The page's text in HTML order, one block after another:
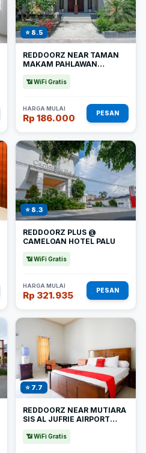
⭐ 8.5
REDDOORZ NEAR TAMAN
MAKAM PAHLAWAN
📶 WiFi Gratis
HARGA MULAI
Rp 186.000 PESAN
⭐ 8.3
REDDOORZ PLUS @
CAMELOAN HOTEL PALU
📶 WiFi Gratis
HARGA MULAI
Rp 321.935 PESAN
⭐ 7.7
REDDOORZ NEAR MUTIARA
SIS AL JUFRIE AIRPORT
📶 WiFi Gratis